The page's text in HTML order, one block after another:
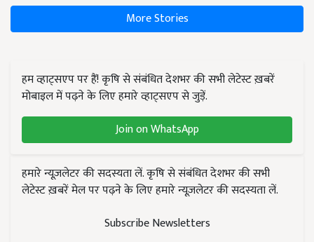
More Stories
हम व्हाट्सएप पर हैं! कृषि से संबंधित देशभर की सभी लेटेस्ट ख़बरें
मोबाइल में पढ़ने के लिए हमारे व्हाट्सएप से जुड़ें.
Join on WhatsApp
हमारे न्यूज़लेटर की सदस्यता लें. कृषि से संबंधित देशभर की सभी
लेटेस्ट ख़बरें मेल पर पढ़ने के लिए हमारे न्यूज़लेटर की सदस्यता लें.
Subscribe Newsletters